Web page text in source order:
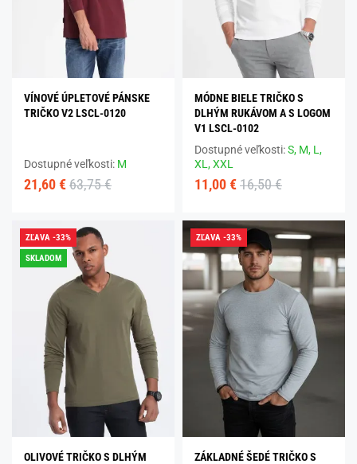
VÍNOVÉ ÚPLETOVÉ PÁNSKE
TRIČKO V2 LSCL-0120
Dostupné veľkosti: M
21,60 € 63,75 €
MÓDNE BIELE TRIČKO S
DLHÝM RUKÁVOM A S LOGOM
V1 LSCL-0102
Dostupné veľkosti:S, M, L,
XL,XXL
11,00 € 16,50 €
ZĽAVA -33%
SKLADOM
OLIVOVÉ TRIČKO S DLHÝM
ZĽAVA -33%
ZÁKLADNÉ ŠEDÉ TRIČKO S